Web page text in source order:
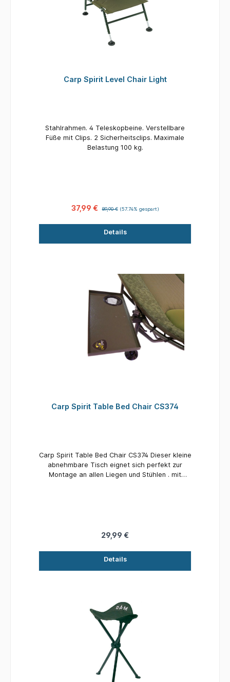
Carp Spirit Level Chair Light
Stahlrahmen. 4 Teleskopbeine. Verstellbare
Füße mit Clips. 2 Sicherheitsclips. Maximale
Belastung 100 kg.
37,99 € 89,90 € (57.74% gespart)
Details
Carp Spirit Table Bed Chair CS374
Carp Spirit Table Bed Chair CS374 Dieser kleine
abnehmbare Tisch eignet sich perfekt zur
Montage an allen Liegen und Stühlen . mit
29,99 €
Details